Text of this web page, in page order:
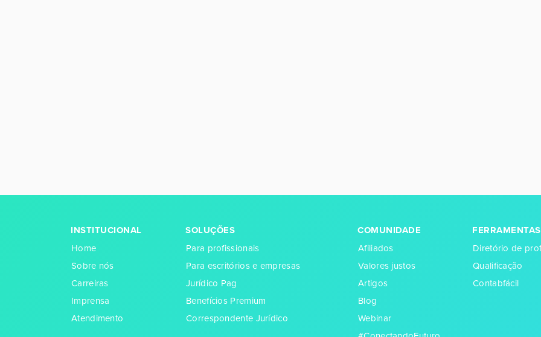
INSTITUCIONAL
Home
Sobre nós
Carreiras
Imprensa
Atendimento
SOLUÇÕES
Para profissionais
Para escritórios e empresas
Jurídico Pag
Benefícios Premium
Correspondente Jurídico
COMUNIDADE
Afiliados
Valores justos
Artigos
Blog
Webinar
FERRAMENTAS
Diretório de
Qualificação
Contabfácil